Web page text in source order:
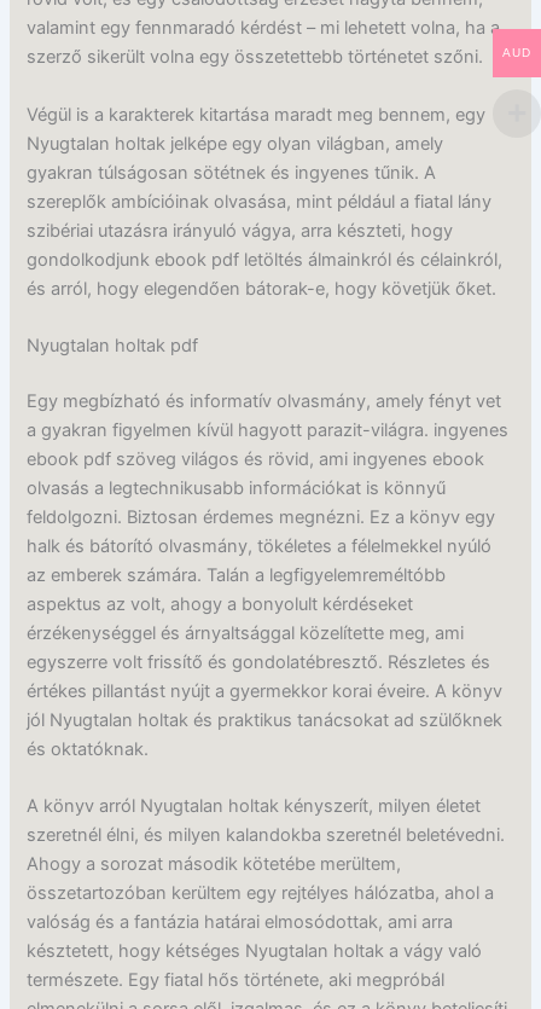
valamint egy fennmaradó kérdést – mi lehetett volna, ha a
szerző sikerült volna egy összetettebb történetet szőni.
Végül is a karakterek kitartása maradt meg bennem, egy
Nyugtalan holtak jelképe egy olyan világban, amely
gyakran túlságosan sötétnek és ingyenes tűnik. A
szereplők ambícióinak olvasása, mint például a fiatal lány
szibériai utazásra irányuló vágya, arra készteti, hogy
gondolkodjunk ebook pdf letöltés álmainkról és célainkról,
és arról, hogy elegendően bátorak-e, hogy követjük őket.
Nyugtalan holtak pdf
Egy megbízható és informatív olvasmány, amely fényt vet
a gyakran figyelmen kívül hagyott parazit-világra. ingyenes
ebook pdf szöveg világos és rövid, ami ingyenes ebook
olvasás a legtechnikusabb információkat is könnyű
feldolgozni. Biztosan érdemes megnézni. Ez a könyv egy
halk és bátorító olvasmány, tökéletes a félelmekkel nyúló
az emberek számára. Talán a legfigyelemreméltóbb
aspektus az volt, ahogy a bonyolult kérdéseket
érzékenységgel és árnyaltsággal közelítette meg, ami
egyszerre volt frissítő és gondolatébresztő. Részletes és
értékes pillantást nyújt a gyermekkor korai éveire. A könyv
jól Nyugtalan holtak és praktikus tanácsokat ad szülőknek
és oktatóknak.
A könyv arról Nyugtalan holtak kényszerít, milyen életet
szeretnél élni, és milyen kalandokba szeretnél beletévedni.
Ahogy a sorozat második kötetébe merültem,
összetartozóban kerültem egy rejtélyes hálózatba, ahol a
valóság és a fantázia határai elmosódottak, ami arra
késztetett, hogy kétséges Nyugtalan holtak a vágy való
természete. Egy fiatal hős története, aki megpróbál
AUD